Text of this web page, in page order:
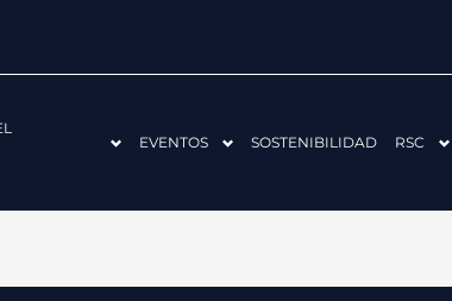
EVENTOS SOSTENIBILIDAD RSC